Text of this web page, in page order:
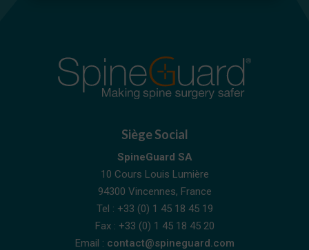
Siège Social
SpineGuard SA
10 Cours Louis Lumière
94300 Vincennes, France
Tel : +33 (0) 1 45 18 45 19
Fax : +33 (0) 1 45 18 45 20
Email : contact@spineguard.com